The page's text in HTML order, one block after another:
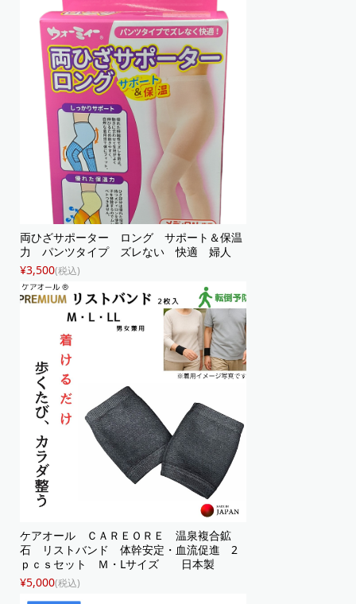
両ひざサポーター ロング サポート＆保温
力 パンツタイプ ズレない 快適 婦人
¥3,500(税込)
ケアオール ＣＡＲＥＯＲＥ 温泉複合鉱
石 リストバンド 体幹安定・血流促進 2
ｐｃｓセット Ｍ・Lサイズ 日本製
¥5,000(税込)